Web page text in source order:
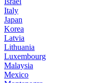
Italy
Japan
Korea
Latvia
Lithuania
Luxembourg
Malaysia
Mexico